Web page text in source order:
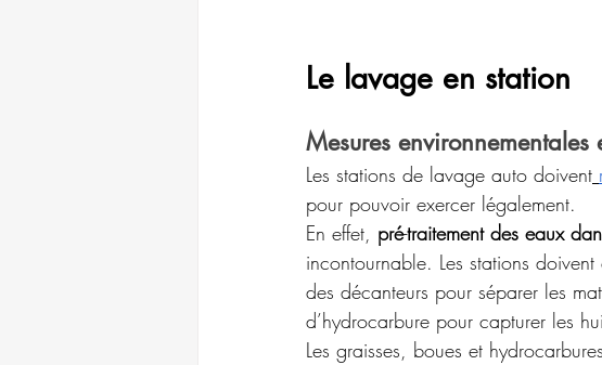
Le lavage en station
Mesures
Les stations de lavage auto doivent
pour pouvoir exercer légalement.
En effet, pré-traitement des eaux
incontournable. Les stations
des décanteurs pour séparer les
d’hydrocarbure pour capturer les
Les graisses, boues et